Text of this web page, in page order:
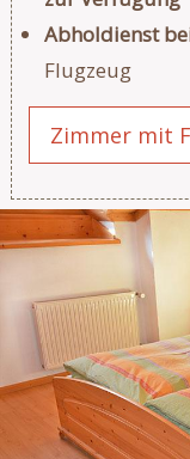
Abholdienst
Flugzeug
Zimmer mit